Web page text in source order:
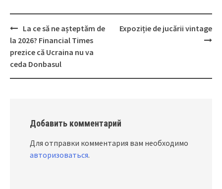
Post
navigation
La ce să ne așteptăm de
la 2026? Financial Times
prezice că Ucraina nu va
ceda Donbasul
Expoziție de jucării vintage
Добавить комментарий
Для отправки комментария вам необходимо
авторизоваться.